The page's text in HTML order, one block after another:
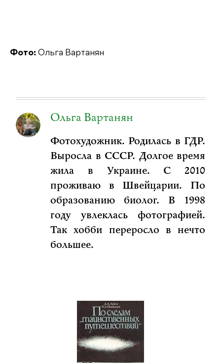
Фото: Ольга Вартанян
Ольга Вартанян
Фотохудожник. Родилась в ГДР.
Выросла в СССР. Долгое время
жила в Украине. С 2010
проживаю в Швейцарии. По
образованию биолог. В 1998
году увлеклась фотографией.
Так хобби переросло в нечто
большее.